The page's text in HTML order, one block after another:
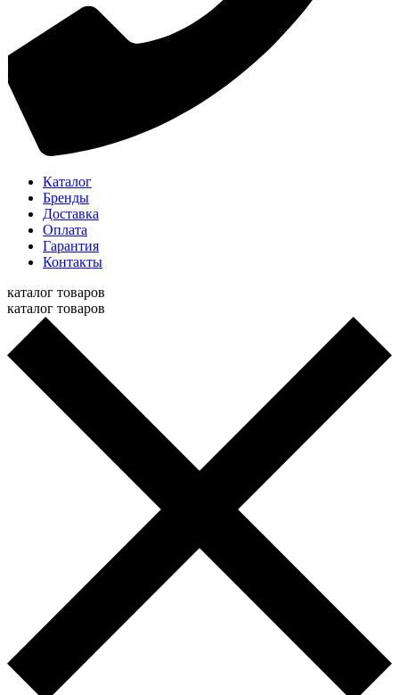
Каталог
Бренды
Доставка
Оплата
Гарантия
Контакты
каталог товаров
каталог товаров